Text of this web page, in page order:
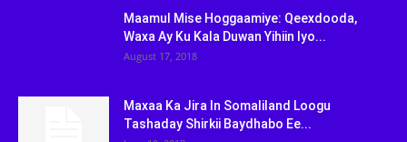
Maamul Mise Hoggaamiye: Qeexdooda,
Waxa Ay Ku Kala Duwan Yihiin Iyo...
August 17, 2018
Maxaa Ka Jira In Somaliland Loogu
Tashaday Shirkii Baydhabo Ee...